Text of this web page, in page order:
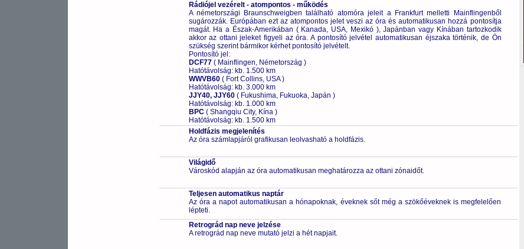
Rádiójel vezérelt - atompontos - működés
A németországi Braunschweigben található atomóra jeleit a Frankfurt melletti Mainflingenből
sugározzák. Európában ezt az atompontos jelet veszi az óra és automatikusan hozzá pontosítja
magát. Ha a Észak-Amerikában ( Kanada, USA, Mexikó ), Japánban vagy Kínában tartozkodik
akkor az ottani jeleket figyeli az óra. A pontosító jelvétel automatikusan éjszaka történik, de Ön
szükség szerint bármikor kérhet pontosító jelvételt.
Pontosító jel:
DCF77 ( Mainflingen, Németország )
Hatótávolság: kb. 1.500 km
WWVB60( Fort Collins, USA )
Hatótávolság: kb. 3.000 km
JJY40, JJY60( Fukushima, Fukuoka, Japán )
Hatótávolság: kb. 1.000 km
BPC( Shangqiu City, Kína )
Hatótávolság: kb. 1.500 km
Holdfázis megjelenítés
Az óra számlapjáról grafikusan leolvasható a holdfázis.
Világidő
Városkód alapján az óra automatikusan meghatározza az ottani zónaidőt.
Teljesen automatikus naptár
Az óra a napot automatikusan a hónapoknak, éveknek sőt még a szökőéveknek is megfelelően
lépteti.
Retrográd nap neve jelzése
A retrográd nap neve mutató jelzi a hét napjait.